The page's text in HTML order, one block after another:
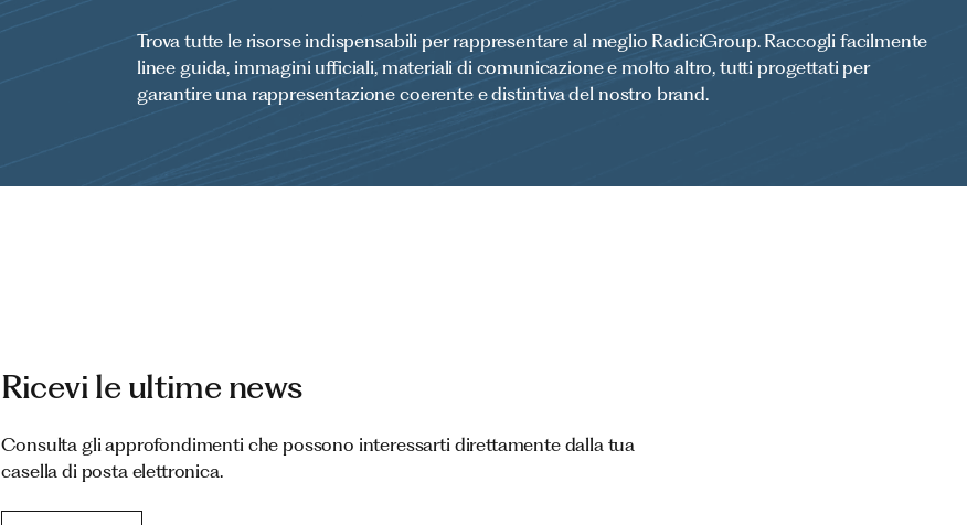
Trova tutte le risorse indispensabili per rappresentare al meglio RadiciGroup. Raccogli facilmente
linee guida, immagini ufficiali, materiali di comunicazione e molto altro, tutti progettati per
garantire una rappresentazione coerente e distintiva del nostro brand.
Ricevi le ultime news
Consulta gli approfondimenti che possono interessarti direttamente dalla tua
casella di posta elettronica.